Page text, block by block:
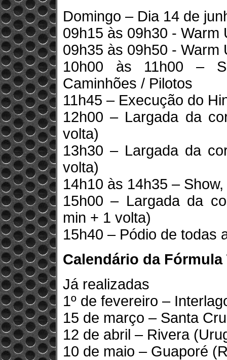
Domingo – Dia 14 de
09h15 às 09h30 - Warm
09h35 às 09h50 - Warm
10h00 às 11h00 –
Caminhões / Pilotos
11h45 – Execução do
12h00 – Largada da
volta)
13h30 – Largada da
volta)
14h10 às 14h35 –
15h00 – Largada da
min + 1 volta)
15h40 – Pódio de todas
Calendário da Fórmula
Já realizadas
1º de fevereiro –
15 de março – Santa
12 de abril – Rivera
10 de maio – Guaporé